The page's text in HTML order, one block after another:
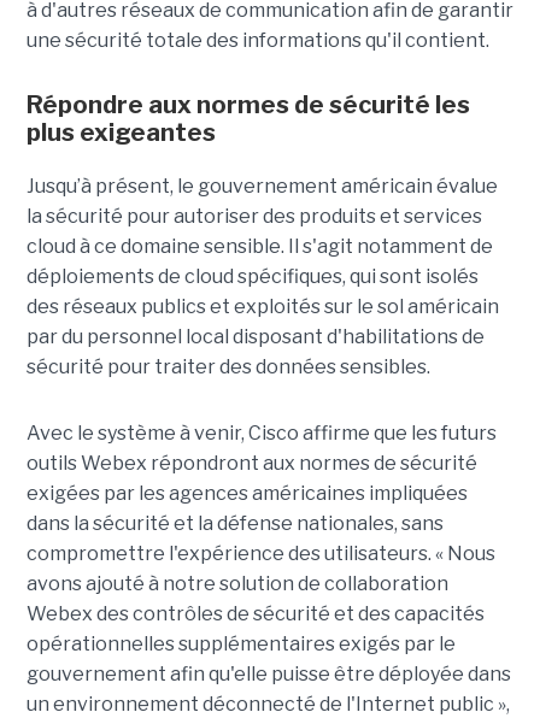
à d'autres réseaux de communication afin de garantir
une sécurité totale des informations qu'il contient.
Répondre aux normes de sécurité les
plus exigeantes
Jusqu’à présent, le gouvernement américain évalue
la sécurité pour autoriser des produits et services
cloud à ce domaine sensible. Il s'agit notamment de
déploiements de cloud spécifiques, qui sont isolés
des réseaux publics et exploités sur le sol américain
par du personnel local disposant d'habilitations de
sécurité pour traiter des données sensibles.
Avec le système à venir, Cisco affirme que les futurs
outils Webex répondront aux normes de sécurité
exigées par les agences américaines impliquées
dans la sécurité et la défense nationales, sans
compromettre l'expérience des utilisateurs. « Nous
avons ajouté à notre solution de collaboration
Webex des contrôles de sécurité et des capacités
opérationnelles supplémentaires exigés par le
gouvernement afin qu'elle puisse être déployée dans
un environnement déconnecté de l'Internet public »,